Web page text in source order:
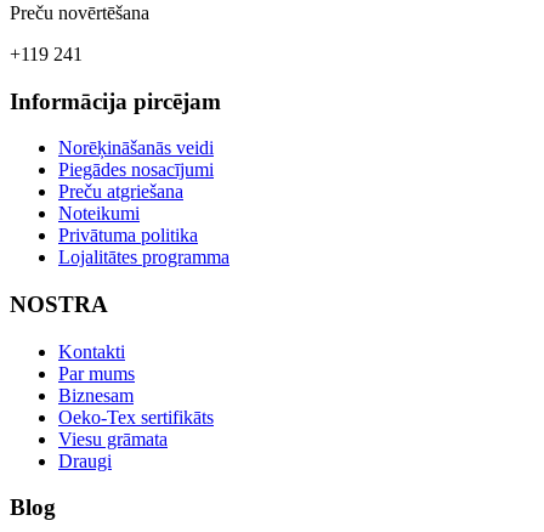
Preču novērtēšana
+119 241
Informācija pircējam
Norēķināšanās veidi
Piegādes nosacījumi
Preču atgriešana
Noteikumi
Privātuma politika
Lojalitātes programma
NOSTRA
Kontakti
Par mums
Biznesam
Oeko-Tex sertifikāts
Viesu grāmata
Draugi
Blog